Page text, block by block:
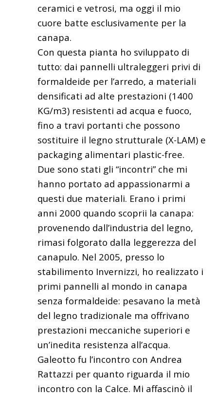
ceramici e vetrosi, ma oggi il mio
cuore batte esclusivamente per la
canapa.
Con questa pianta ho sviluppato di
tutto: dai pannelli ultraleggeri privi di
formaldeide per l’arredo, a materiali
densificati ad alte prestazioni (1400
KG/m3) resistenti ad acqua e fuoco,
fino a travi portanti che possono
sostituire il legno strutturale (X-LAM) e
packaging alimentari plastic-free.
Due sono stati gli “incontri” che mi
hanno portato ad appassionarmi a
questi due materiali. Erano i primi
anni 2000 quando scoprii la canapa:
provenendo dall’industria del legno,
rimasi folgorato dalla leggerezza del
canapulo. Nel 2005, presso lo
stabilimento Invernizzi, ho realizzato i
primi pannelli al mondo in canapa
senza formaldeide: pesavano la metà
del legno tradizionale ma offrivano
prestazioni meccaniche superiori e
un’inedita resistenza all’acqua.
Galeotto fu l’incontro con Andrea
Rattazzi per quanto riguarda il mio
incontro con la Calce. Mi affascinò il